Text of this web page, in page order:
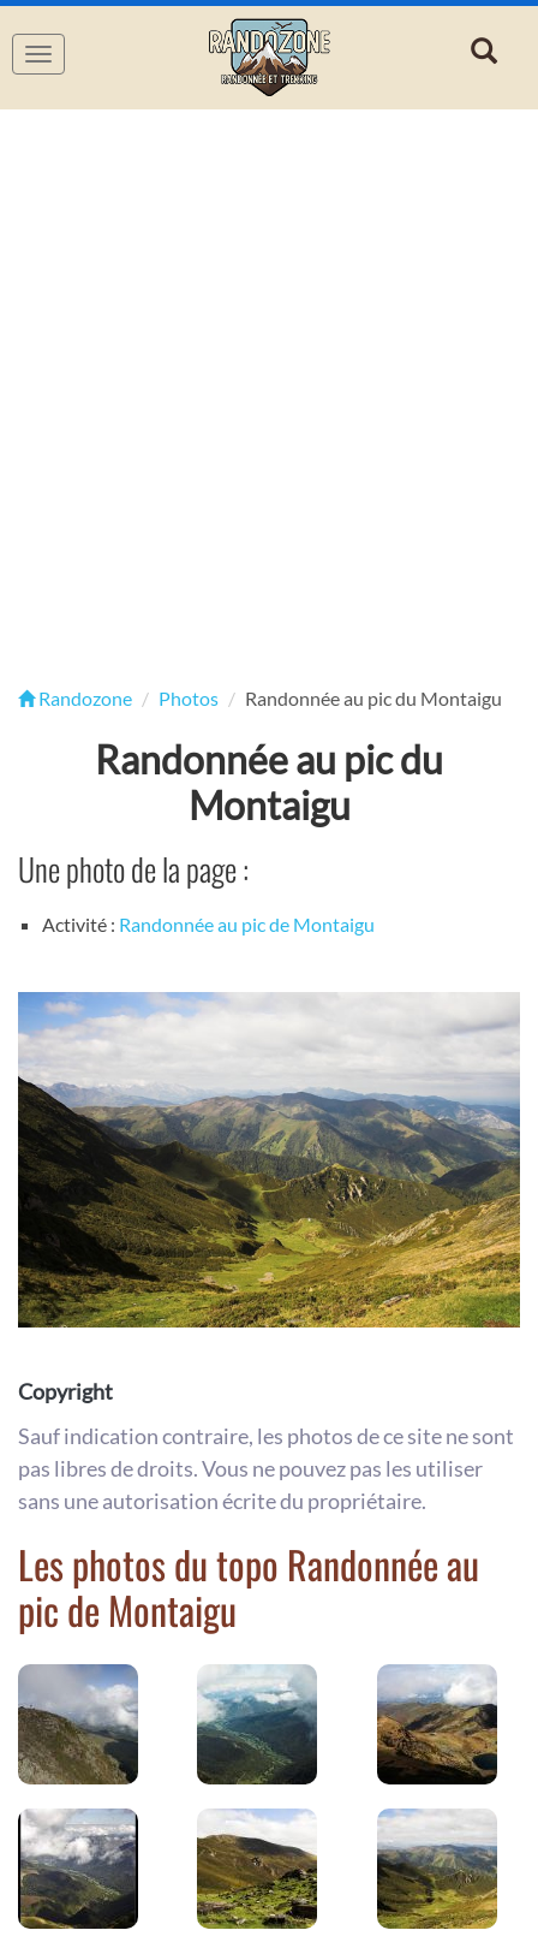
Navigation
Randozone Photos Randonnée au pic du Montaigu
Randonnée au pic du
Montaigu
Une photo de la page :
Activité : Randonnée au pic de Montaigu
Copyright
Sauf indication contraire, les photos de ce site ne sont
pas libres de droits. Vous ne pouvez pas les utiliser
sans une autorisation écrite du propriétaire.
Les photos du topo Randonnée au
pic de Montaigu